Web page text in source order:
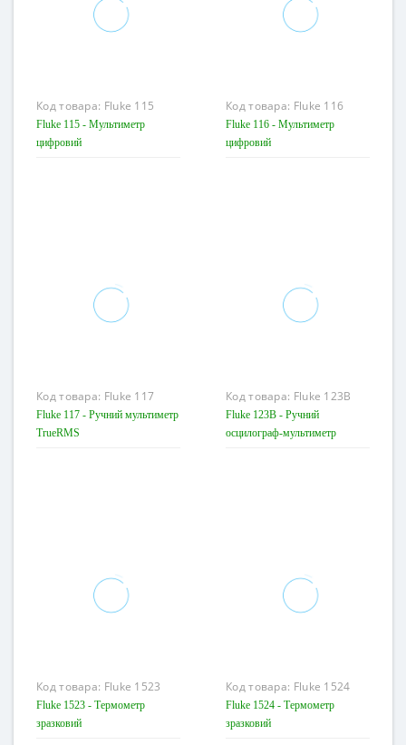
Код товара: Fluke 115
Fluke 115 - Мультиметр
цифровий
Код товара: Fluke 116
Fluke 116 - Мультиметр
цифровий
Код товара: Fluke 117
Fluke 117 - Ручний мультиметр
TrueRMS
Код товара: Fluke 123B
Fluke 123B - Ручний
осцилограф-мультиметр
Код товара: Fluke 1523
Fluke 1523 - Термометр
зразковий
Код товара: Fluke 1524
Fluke 1524 - Термометр
зразковий